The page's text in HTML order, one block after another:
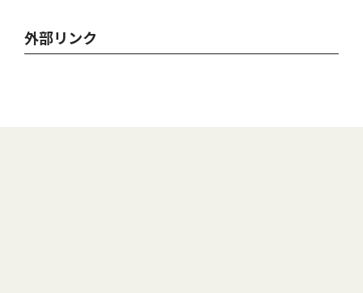
外部リンク